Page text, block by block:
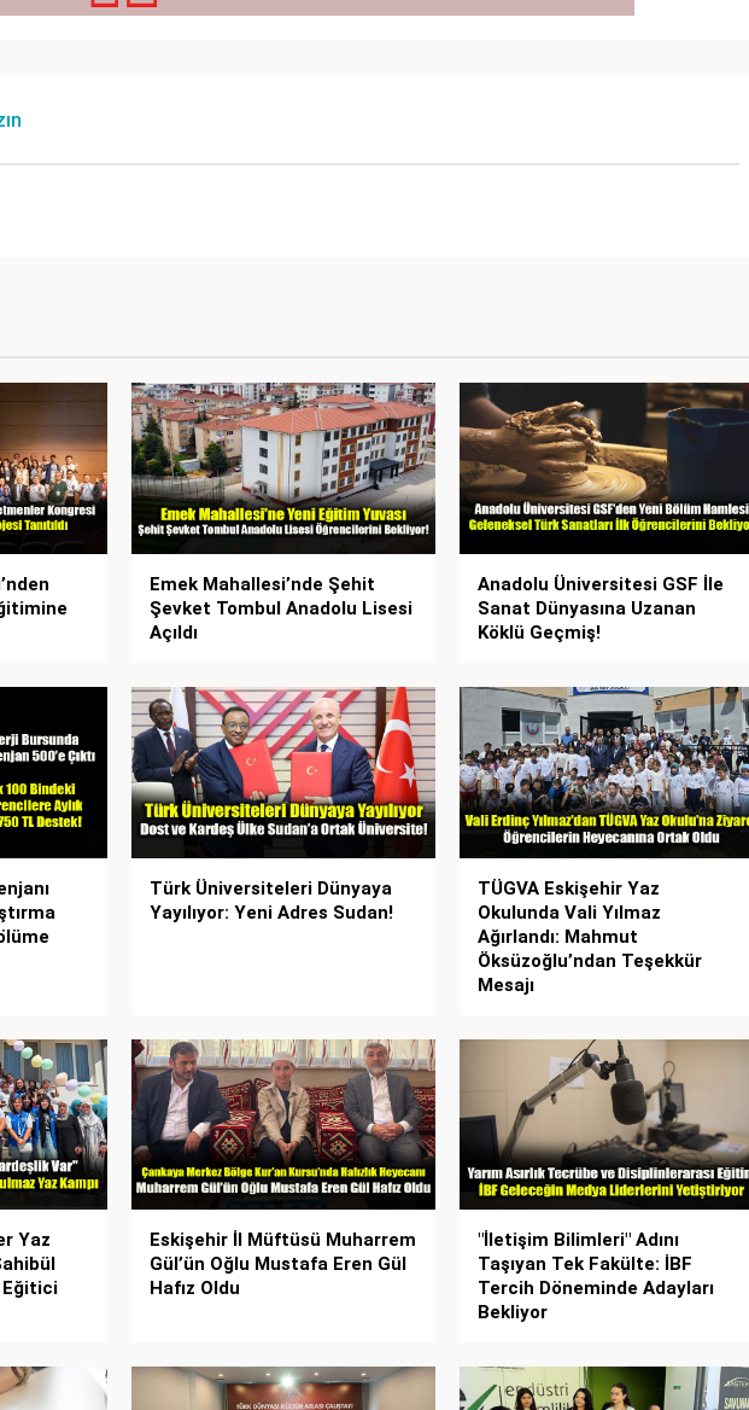
Emek Mahallesi’nde Şehit
Şevket Tombul Anadolu Lisesi
Açıldı
Anadolu Üniversitesi GSF İle
Sanat Dünyasına Uzanan
Köklü Geçmiş!
Türk Üniversiteleri Dünyaya
Yayılıyor: Yeni Adres Sudan!
TÜGVA Eskişehir Yaz
Okulunda Vali Yılmaz
Ağırlandı: Mahmut
Öksüzoğlu’ndan Teşekkür
Mesajı
Yaz
Eğitici
Eskişehir İl Müftüsü Muharrem
Gül’ün Oğlu Mustafa Eren Gül
Hafız Oldu
"İletişim Bilimleri" Adını
Taşıyan Tek Fakülte: İBF
Tercih Döneminde Adayları
Bekliyor